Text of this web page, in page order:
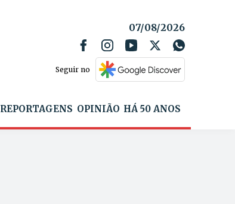
07/08/2026
Seguir no
REPORTAGENS OPINIÃO HÁ 50 ANOS